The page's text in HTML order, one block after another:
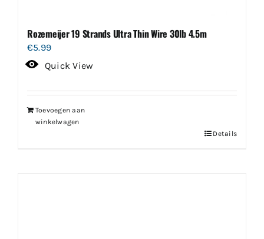
Rozemeijer 19 Strands Ultra Thin Wire 30lb 4.5m
€5.99
Quick View
Toevoegen aan
winkelwagen
Details